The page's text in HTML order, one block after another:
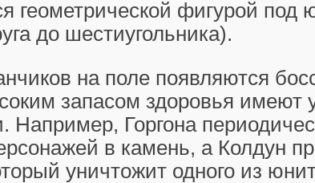
геометрической фигурой под
до шестиугольника).
на поле появляются
запасом здоровья имеют
Например, Горгона
в камень, а Колдун
уничтожит одного из